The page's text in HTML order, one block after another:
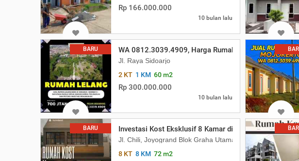
Rp 166.000.000
10 bulan lalu
BARU WA 0812.3039.4909, Harga Rumah Lelang BTN
Jl. Raya Sidoarjo
2 KT 1 KM 60 m2
Rp 300.000.000
10 bulan lalu
BARU Investasi Kost Eksklusif 8 Kamar di Malang Kota, dekat
Jl. Chili, Joyogrand Blok Graha Utama A01 No. 146,
8 KT 8 KM 72 m2